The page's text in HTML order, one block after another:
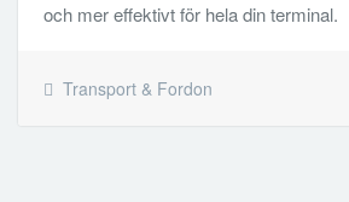
och mer effektivt för hela din terminal.
Transport & Fordon